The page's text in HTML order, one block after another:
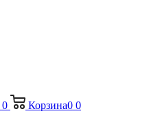
0 Корзина0 0